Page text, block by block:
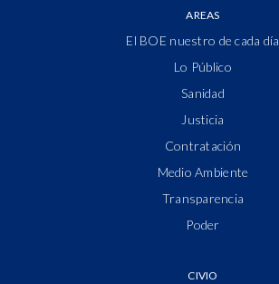
AREAS
El BOE nuestro de cada día
Lo Público
Sanidad
Justicia
Contratación
Medio Ambiente
Transparencia
Poder
CIVIO